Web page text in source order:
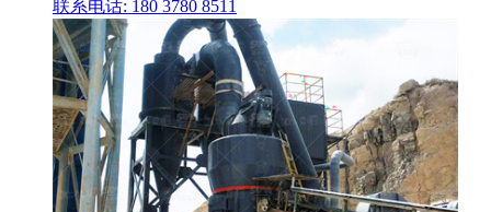
联系电话: 180 3780 8511